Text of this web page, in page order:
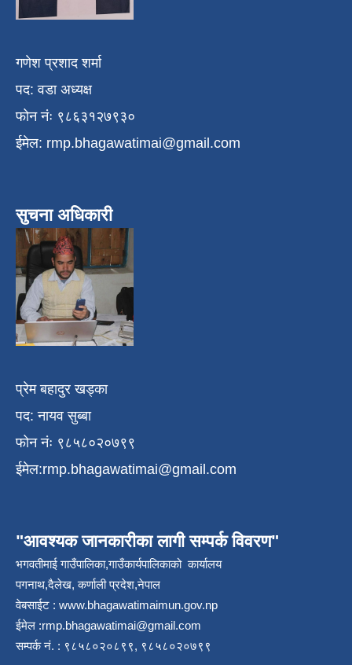
गणेश प्रशाद शर्मा
पद: वडा अध्यक्ष
फोन नंः ९८६३१२७९३०
ईमेल: rmp.bhagawatimai@gmail.com
सुचना अधिकारी
प्रेम बहादुर खड्का
पद: नायव सुब्बा
फोन नंः ९८५८०२०७९९
ईमेल:rmp.bhagawatimai@gmail.com
"आवश्यक जानकारीका लागी सम्पर्क विवरण"
भगवतीमाई गाउँपालिका,गाउँकार्यपालिकाको कार्यालय
पगनाथ,दैलेख, कर्णाली प्रदेश,नेपाल
वेबसाईट : www.bhagawatimaimun.gov.np
ईमेल :rmp.bhagawatimai@gmail.com
सम्पर्क नं. : ९८५८०२०८९९, ९८५८०२०७९९